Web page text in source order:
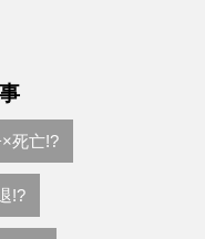
死亡!?
!?